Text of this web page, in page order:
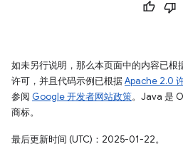
如未另行说明，那么本页面中的内容已根
许可，并且代码示例已根据Apache 2.0
参阅 Google 开发者网站政策。Java 是
商标。
最后更新时间 (UTC)：2025-01-22。